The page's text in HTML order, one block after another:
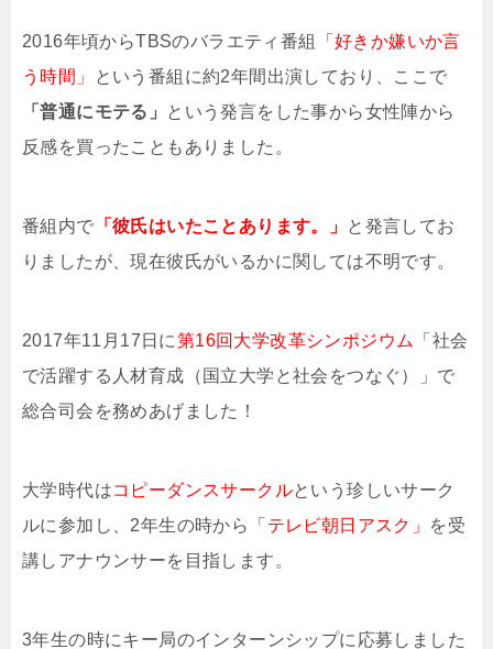
2016年頃からTBSのバラエティ番組
「好きか嫌いか言
う時間」
という番組に約2年間出演しており、ここで
「普通にモテる」
という発言をした事から女性陣から
反感を買ったこともありました。
番組内で 「彼氏はいたことあります。」 と発言してお
りましたが、現在彼氏がいるかに関しては不明です。
2017年11月17日に第16回大学改革シンポジウム
「社会
で活躍する人材育成（国立大学と社会をつなぐ）」で
総合司会を務めあげました！
大学時代はコピーダンスサークルという珍しいサーク
ルに参加し、2年生の時から
「テレビ朝日アスク」
を受
講しアナウンサーを目指します。
3年生の時にキー局のインターンシップに応募しました